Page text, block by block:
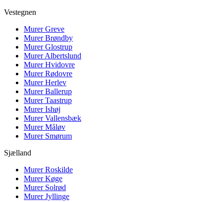
Vestegnen
MurerGreve
MurerBrøndby
MurerGlostrup
MurerAlbertslund
MurerHvidovre
MurerRødovre
MurerHerlev
MurerBallerup
MurerTaastrup
MurerIshøj
MurerVallensbæk
MurerMåløv
Murer Smørum
Sjælland
MurerRoskilde
MurerKøge
Murer Solrød
MurerJyllinge